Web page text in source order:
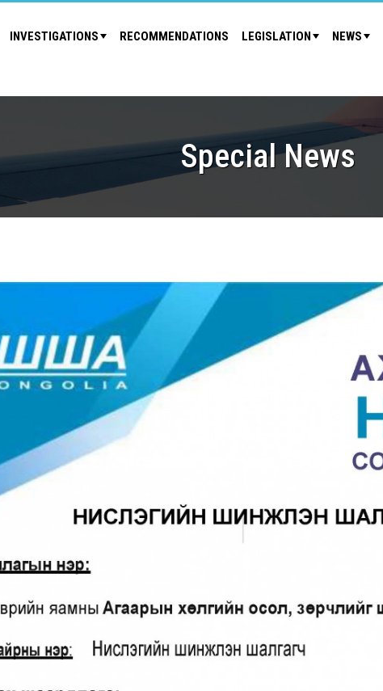
INVESTIGATIONS RECOMMENDATIONS LEGISLATION NEWS
Special News